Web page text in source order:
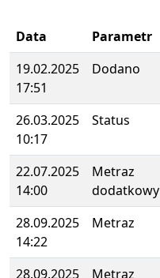
Data Parametr
19.02.2025
17:51
Dodano
26.03.2025
10:17
Status
22.07.2025
14:00
Metraz
dodatkowy
28.09.2025
14:22
Metraz
28.09.2025 Metraz